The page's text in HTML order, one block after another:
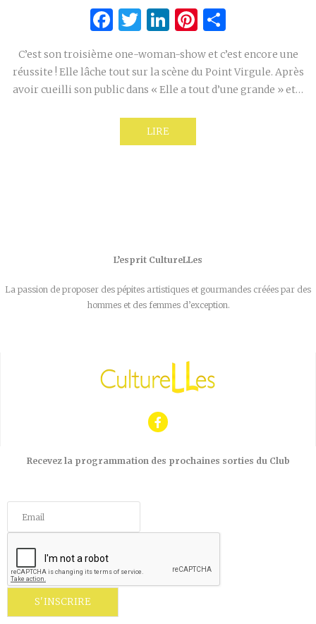
Facebook
Twitter
LinkedIn
Pinterest
C’est son troisième one-woman-show et c’est encore une
réussite ! Elle lâche tout sur la scène du Point Virgule. Après
avoir cueilli son public dans « Elle a tout d’une grande » et…
LIRE
L’esprit CultureLLes
La passion de proposer des pépites artistiques et gourmandes créées par des
hommes et des femmes d’exception.
Recevez la programmation des prochaines sorties du Club